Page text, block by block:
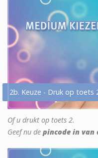
2b. Keuze - Druk op toets
Of u drukt op toets 2.
Geef nu de pincode in van